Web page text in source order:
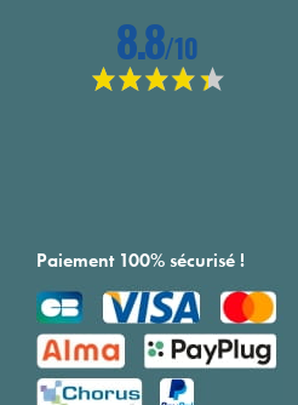
Paiement 100% sécurisé !